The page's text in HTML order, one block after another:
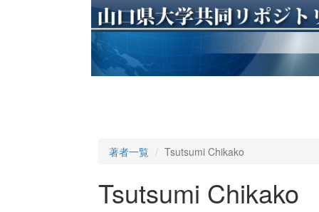
著者一覧 Tsutsumi Chikako
Tsutsumi Chikako